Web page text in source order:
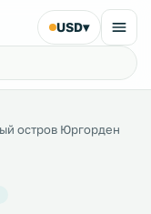
USD▾
остров Юргорден